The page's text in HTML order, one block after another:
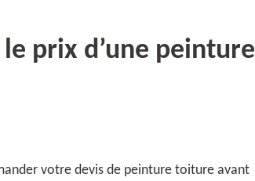
prix d’une peinture
votre devis de peinture toiture avant